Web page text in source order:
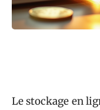
Le stockage en